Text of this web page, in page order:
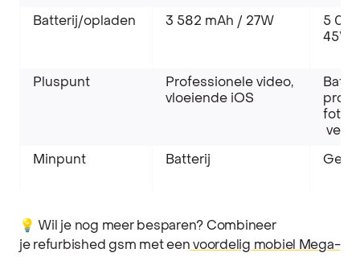
Batterij/opladen 3 582 mAh / 27W
5
45W
Pluspunt
Professionele video,
vloeiende iOS
foto’s,
Minpunt Batterij
💡 Wil je nog meer besparen? Combineer
je refurbished gsm met een voordelig mobiel Mega-